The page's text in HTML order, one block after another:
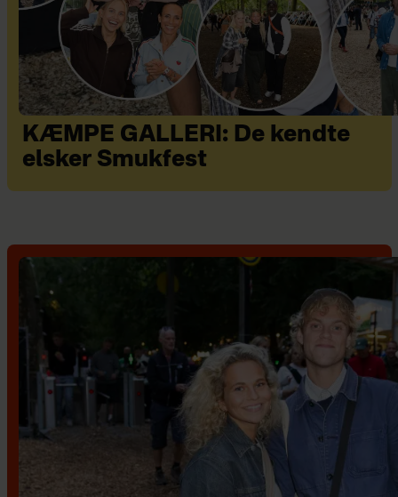
KÆMPE GALLERI: De kendte
elsker Smukfest